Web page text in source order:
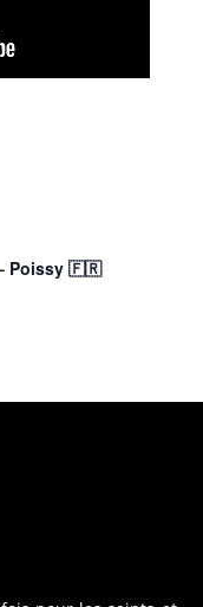
Poissy 🇫🇷